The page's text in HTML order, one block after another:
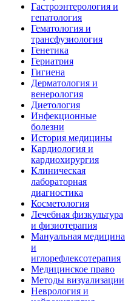
Гастроэнтерология и
гепатология
Гематология и
трансфузиология
Генетика
Гериатрия
Гигиена
Дерматология и
венерология
Диетология
Инфекционные
болезни
История медицины
Кардиология и
кардиохирургия
Клиническая
лабораторная
диагностика
Косметология
Лечебная физкультура
и физиотерапия
Мануальная медицина
и
иглорефлексотерапия
Медицинское право
Методы визуализации
Неврология и